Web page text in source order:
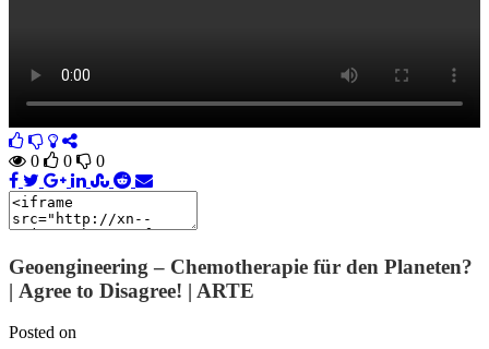
0 0 0
Geoengineering – Chemotherapie für den Planeten?
| Agree to Disagree! | ARTE
Posted on